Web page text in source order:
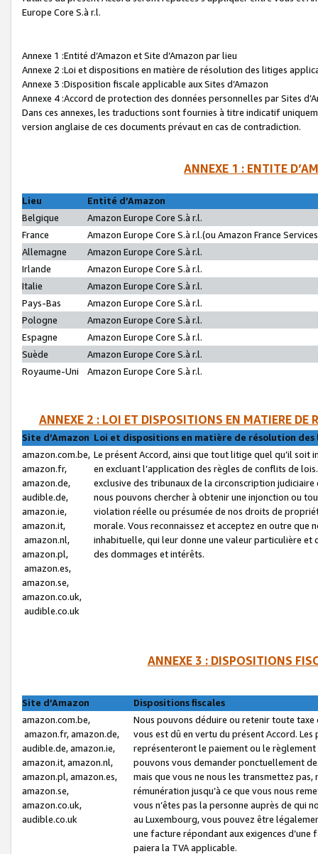
Europe Core S.à r.l.
Annexe 1 :Entité d’Amazon et Site d’Amazon par lieu
Annexe 2 :Loi et dispositions en matière de résolution des litiges
Annexe 3 :Disposition fiscale applicable aux Sites d’Amazon
Annexe 4 :Accord de protection des données personnelles par Sites
Dans ces annexes, les traductions sont fournies à titre indicatif
version anglaise de ces documents prévaut en cas de contradiction.
ANNEXE 1 : ENTITE
Lieu
Entité d’Amazon
Belgique
Amazon Europe Core S.à r.l.
France
Amazon Europe Core S.à r.l.(ou Amazon France
Allemagne
Amazon Europe Core S.à r.l.
Irlande
Amazon Europe Core S.à r.l.
Italie
Amazon Europe Core S.à r.l.
Pays-Bas
Amazon Europe Core S.à r.l.
Pologne
Amazon Europe Core S.à r.l.
Espagne
Amazon Europe Core S.à r.l.
Suède
Amazon Europe Core S.à r.l.
Royaume-Uni
Amazon Europe Core S.à r.l.
ANNEXE 2 : LOI ET DISPOSITIONS EN MATIERE DE
Site d’Amazon Loi et dispositions en matière de résolution
amazon.com.be,
amazon.fr,
amazon.de,
audible.de,
amazon.ie,
amazon.it,
amazon.nl,
amazon.pl,
amazon.es,
amazon.se,
amazon.co.uk,
audible.co.uk
Le présent Accord, ainsi que tout litige quel qu’il soit
en excluant l’application des règles de conflits de
exclusive des tribunaux de la circonscription
nous pouvons chercher à obtenir une injonction ou
violation réelle ou présumée de nos droits de
morale. Vous reconnaissez et acceptez en outre que
inhabituelle, qui leur donne une valeur particulière
des dommages et intérêts.
ANNEXE 3 : DISPOSITIONS
Site d’Amazon
Dispositions fiscales
amazon.com.be,
amazon.fr, amazon.de,
audible.de, amazon.ie,
amazon.it, amazon.nl,
amazon.pl, amazon.es,
amazon.se,
amazon.co.uk,
audible.co.uk
Nous pouvons déduire ou retenir toute
vous est dû en vertu du présent Accord.
représenteront le paiement ou le
pouvons vous demander ponctuellement
mais que vous ne nous les transmettez
rémunération jusqu’à ce que vous nous
vous n’êtes pas la personne auprès de qui
au Luxembourg, vous pouvez être
une facture répondant aux exigences
paiera la TVA applicable.